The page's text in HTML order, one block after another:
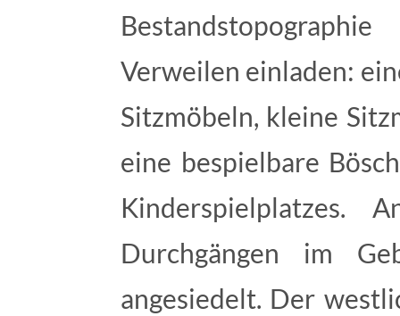
Verweilen einladen:
Sitzmöbeln, kleine
eine bespielbare
Kinderspielplatzes.
Durchgängen im
angesiedelt. Der